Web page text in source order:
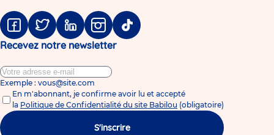
FacebookTwitter LinkedinInstagramTiktok
Recevez notre newsletter
Exemple : vous@site.com
En m'abonnant, je confirme avoir lu et accepté
la Politique de Confidentialité du site Babilou (obligatoire)
S'inscrire